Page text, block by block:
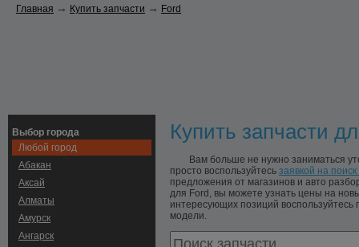
Главная → Купить запчасти → Ford
Выбор города
Любой город
Абакан
Аксай
Алматы
Амурск
Ангарск
Купить запчасти
Вам больше не нужно заниматься
просто воспользуйтесь заявкой на
предложения от магазинов и авто
для Ford, вы можете узнать цены на
интересующих позиций воспользуйтесь
модели.